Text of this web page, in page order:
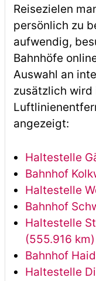
Reisezielen
persönlich zu
aufwendig,
Bahnhöfe
Auswahl an
zusätzlich wird
angezeigt:
Haltestelle
Bahnhof
Haltestelle
Bahnhof
Haltestelle
(555.916 km)
Bahnhof
Haltestelle